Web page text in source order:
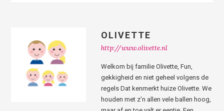
OLIVETTE
http://www.olivette.nl
Welkom bij familie Olivette, Fun,
gekkigheid en niet geheel volgens de
regels Dat kenmerkt huize Olivette. We
houden met z’n allen vele ballen hoog,